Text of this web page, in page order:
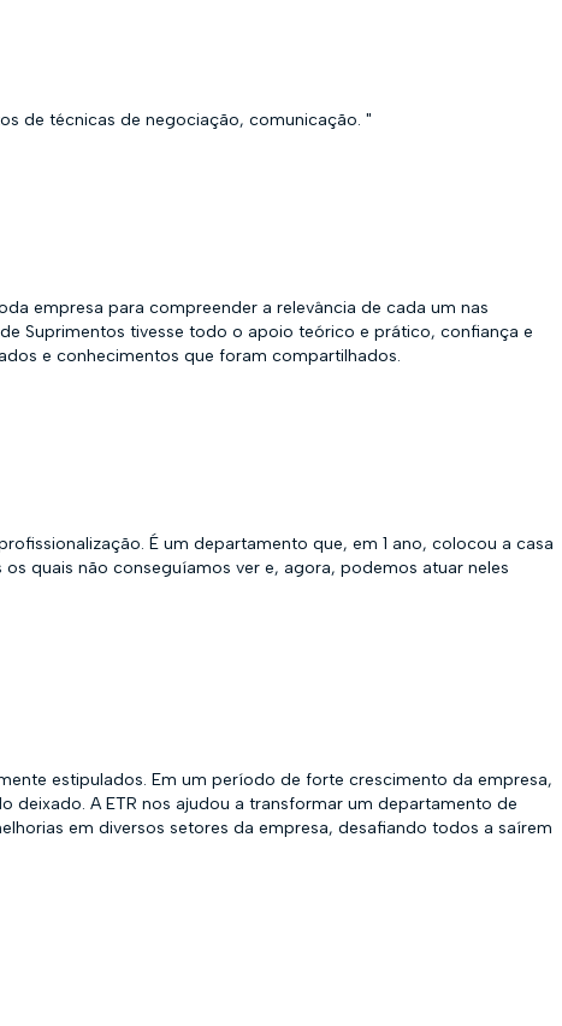
de técnicas de negociação, comunicação. "
empresa para compreender a relevância de cada um nas
Suprimentos tivesse todo o apoio teórico e prático, confiança e
e conhecimentos que foram compartilhados.
É um departamento que, em 1 ano, colocou a casa
quais não conseguíamos ver e, agora, podemos atuar neles
estipulados. Em um período de forte crescimento da empresa,
A ETR nos ajudou a transformar um departamento de
em diversos setores da empresa, desafiando todos a saírem